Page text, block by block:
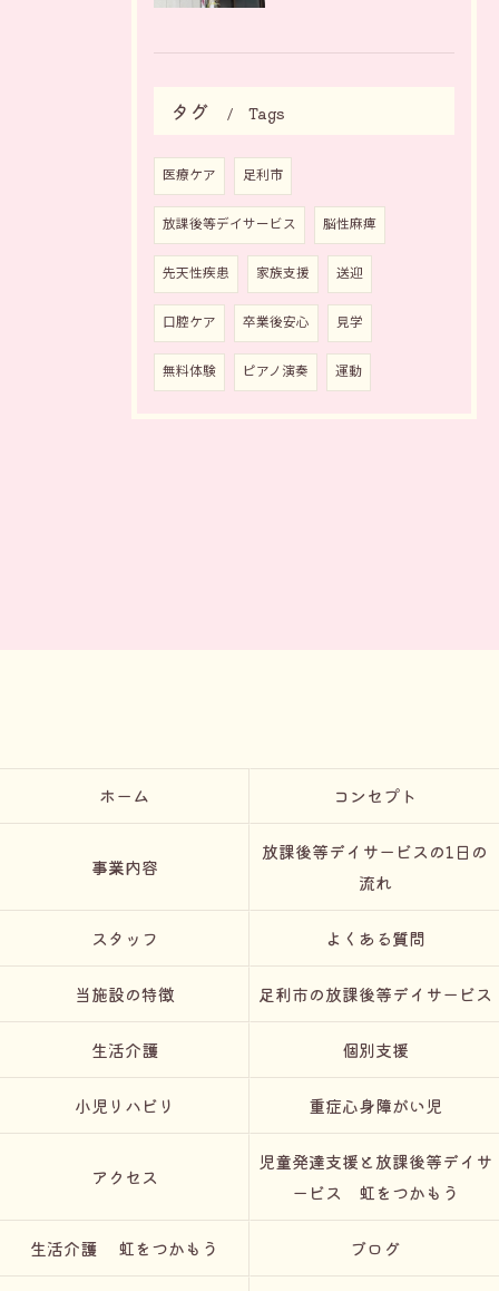
タグ Tags
医療ケア 足利市
放課後等デイサービス 脳性麻痺
先天性疾患 家族支援 送迎
口腔ケア 卒業後安心 見学
無料体験 ピアノ演奏 運動
ホーム コンセプト
事業内容
放課後等デイサービスの1日の
流れ
スタッフ よくある質問
当施設の特徴 足利市の放課後等デイサービス
生活介護 個別支援
小児リハビリ 重症心身障がい児
アクセス
児童発達支援と放課後等デイサ
ービス 虹をつかもう
生活介護 虹をつかもう ブログ